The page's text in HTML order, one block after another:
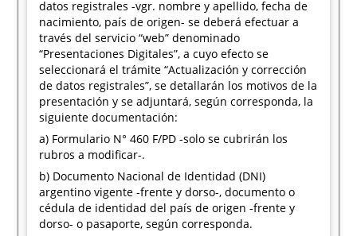
datos registrales -vgr. nombre y apellido, fecha de
nacimiento, país de origen- se deberá efectuar a
través del servicio “web” denominado
“Presentaciones Digitales”, a cuyo efecto se
seleccionará el trámite “Actualización y corrección
de datos registrales”, se detallarán los motivos de la
presentación y se adjuntará, según corresponda, la
siguiente documentación:
a) Formulario N° 460 F/PD -solo se cubrirán los
rubros a modificar-.
b) Documento Nacional de Identidad (DNI)
argentino vigente -frente y dorso-, documento o
cédula de identidad del país de origen -frente y
dorso- o pasaporte, según corresponda.